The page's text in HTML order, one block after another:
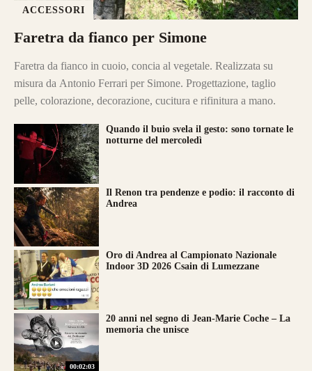
ACCESSORI
Faretra da fianco per Simone
Faretra da fianco in cuoio, concia al vegetale. Realizzata su
misura da Antonio Ferrari per Simone. Progettazione, taglio
pelle, colorazione, decorazione, cucitura e rifinitura a mano.
Quando il buio svela il gesto: sono tornate le
notturne del mercoledì
Il Renon tra pendenze e podio: il racconto di
Andrea
Oro di Andrea al Campionato Nazionale
Indoor 3D 2026 Csain di Lumezzane
00:02:03
20 anni nel segno di Jean-Marie Coche – La
memoria che unisce